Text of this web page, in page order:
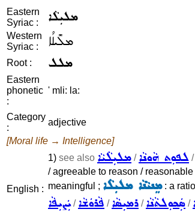
Eastern
Syriac :
ܡܠܝܼܠܵܐ
Western
Syriac :
ܡܠܺܝܠܳܐ
Root : ܡܠܠ
Eastern
phonetic
:
' mli: la:
Category
:
adjective
[Moral life → Intelligence]
English :
1) see also ܡܠܝܼܠܵܝܵܐ /ܠܦܘܼܬ ܗܵܘܢܵܐ /
/ agreeable to reason /
meaningful ; ܡܸܢܝܵܢܵܐ ܡܠܝܼܠܵܐ: a
ܝܲܨܝܼܦܵܐ/ܦܵܪܘܿܫܵܐ /ܪܡܝܼܣܵܐ /ܣܲܟܘܼܠܬܵܢܵܐ /